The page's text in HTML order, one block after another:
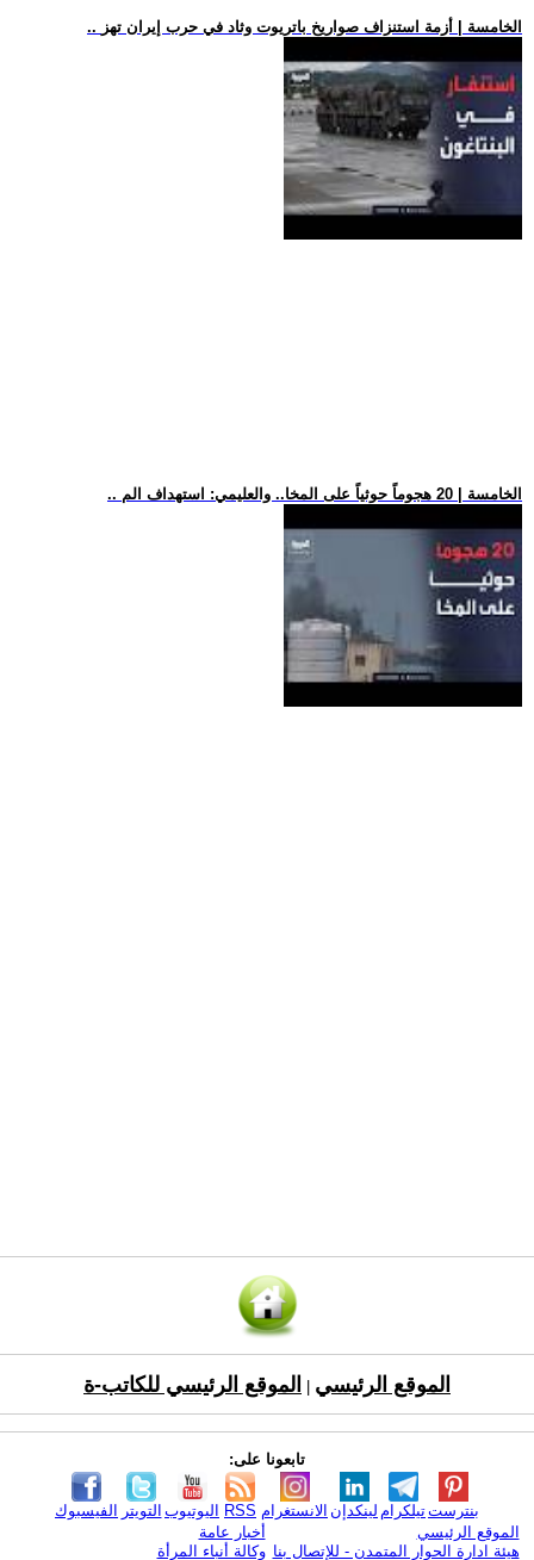
.. الخامسة | أزمة استنزاف صواريخ باتريوت وثاد في حرب إيران تهز
.. الخامسة | 20 هجوماً حوثياً على المخا.. والعليمي: استهداف الم
الموقع الرئيسي الموقع الرئيسي للكاتب-ة
تابعونا على:
الفيسبوك التويتر اليوتيوب RSS الانستغرام لينكدإن تيلكرامبنترست
الموقع الرئيسي
هيئة ادارة الحوار المتمدن - للإتصال بنا
أخبار عامة
وكالة أنباء المرأة